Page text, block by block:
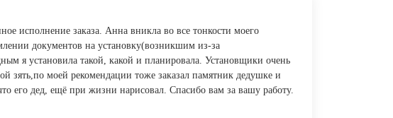
исполнение заказа. Анна вникла во все тонкости моего
документов на установку(возникшим из-за
я установила такой, какой и планировала. Установщики очень
зять,по моей рекомендации тоже заказал памятник дедушке и
его дед, ещё при жизни нарисовал. Спасибо вам за вашу работу.